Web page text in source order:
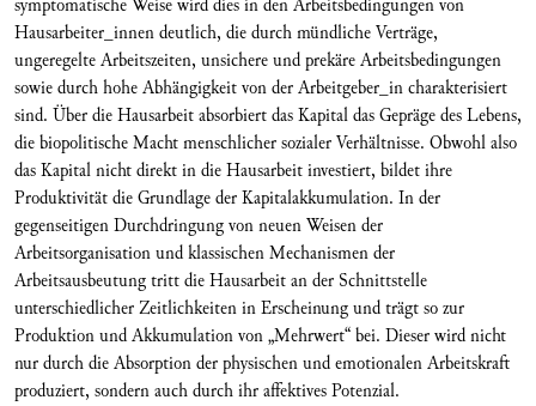
Hausarbeiter_innen deutlich, die durch mündliche Verträge,
ungeregelte Arbeitszeiten, unsichere und prekäre Arbeitsbedingungen
sowie durch hohe Abhängigkeit von der Arbeitgeber_in charakterisiert
sind. Über die Hausarbeit absorbiert das Kapital das Gepräge des Lebens,
die biopolitische Macht menschlicher sozialer Verhältnisse. Obwohl also
das Kapital nicht direkt in die Hausarbeit investiert, bildet ihre
Produktivität die Grundlage der Kapitalakkumulation. In der
gegenseitigen Durchdringung von neuen Weisen der
Arbeitsorganisation und klassischen Mechanismen der
Arbeitsausbeutung tritt die Hausarbeit an der Schnittstelle
unterschiedlicher Zeitlichkeiten in Erscheinung und trägt so zur
Produktion und Akkumulation von „Mehrwert“ bei. Dieser wird nicht
nur durch die Absorption der physischen und emotionalen Arbeitskraft
produziert, sondern auch durch ihr affektives Potenzial.